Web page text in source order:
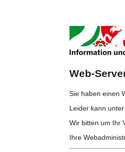
Web-
Sie haben einen
Leider kann
Wir bitten um Ihr
Ihre